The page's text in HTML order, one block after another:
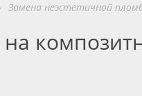
Замена неэстетичной